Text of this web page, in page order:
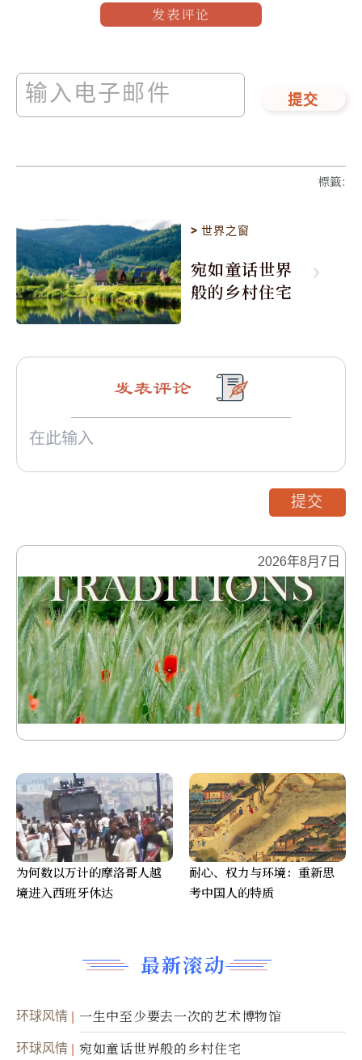
发表评论
提交
標籤:
>世界之窗
宛如童话世界
般的乡村住宅
2026年8月7日
最新滚动
环球风情 一生中至少要去一次的艺术博物馆
环球风情 宛如童话世界般的乡村住宅
发表评论
提交
为何数以万计的摩洛哥人越
境进入西班牙休达
耐心、权力与环境：重新思
考中国人的特质